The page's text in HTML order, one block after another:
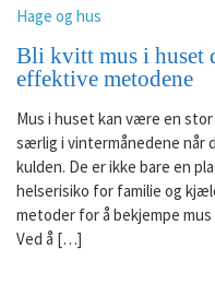
Hage og hus
Bli kvitt mus i huset
effektive metodene
Mus i huset kan være en
særlig i vintermånedene når
kulden. De er ikke bare en
helserisiko for familie og
metoder for å bekjempe
Ved å […]